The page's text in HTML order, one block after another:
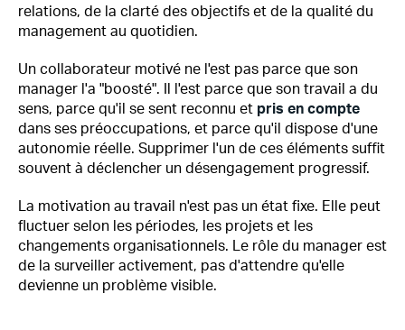
relations, de la clarté des objectifs et de la qualité du
management au quotidien.
Un collaborateur motivé ne l'est pas parce que son
manager l'a "boosté". Il l'est parce que son travail a du
sens, parce qu'il se sent reconnu et pris en compte
dans ses préoccupations, et parce qu'il dispose d'une
autonomie réelle. Supprimer l'un de ces éléments suffit
souvent à déclencher un désengagement progressif.
La motivation au travail n'est pas un état fixe. Elle peut
fluctuer selon les périodes, les projets et les
changements organisationnels. Le rôle du manager est
de la surveiller activement, pas d'attendre qu'elle
devienne un problème visible.